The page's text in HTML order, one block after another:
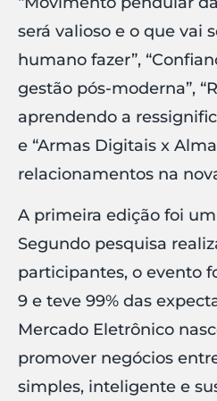
será valioso e o que vai
humano fazer”,
gestão pós-moderna”,
aprendendo a
e “Armas Digitais x
relacionamentos na
A primeira edição foi
Segundo pesquisa
participantes, o evento
9 e teve 99% das
Mercado Eletrônico
promover negócios
simples, inteligente e